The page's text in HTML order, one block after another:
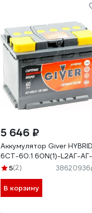
5 646 ₽
Аккумулятор Giver HYBRID
6СТ-60.1 60N(1)-L2АГ-
5(2) 38620936
В корзину